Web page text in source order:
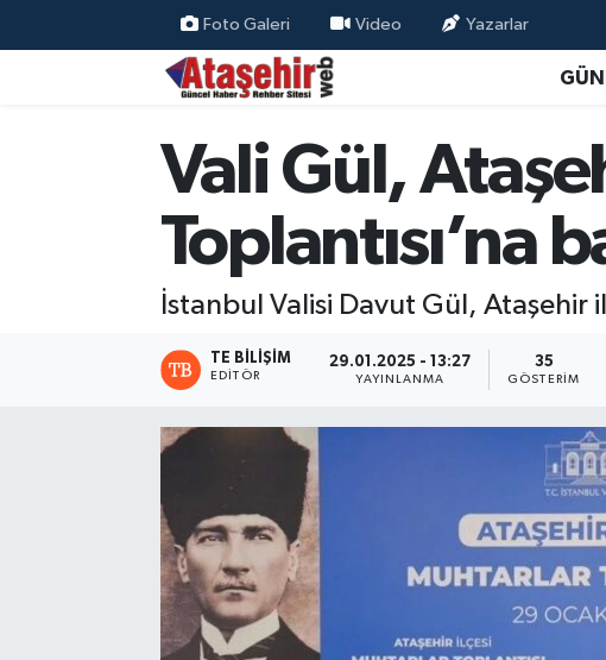
Foto Galeri Video Yazarlar
Vali Gül,
Toplantısı’na
İstanbul Valisi Davut Gül, Ataşehir
TE BILIŞIM
EDITÖR
29.01.2025 - 13:27
YAYINLANMA
35
GÖSTERIM
Hava Durumu
Trafik Durumu
Süper Lig Puan Durumu ve Fikstür
Tüm Manşetler
Haber Arşivi